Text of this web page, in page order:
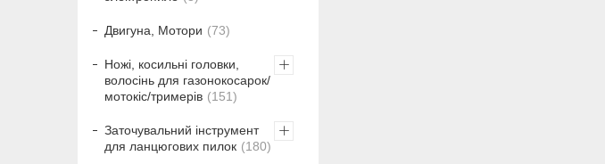
Двигуна, Мотори 73
Ножі, косильні головки,
волосінь для газонокосарок/
мотокіс/тримерів
151
Заточувальний інструмент
для ланцюгових пилок
180